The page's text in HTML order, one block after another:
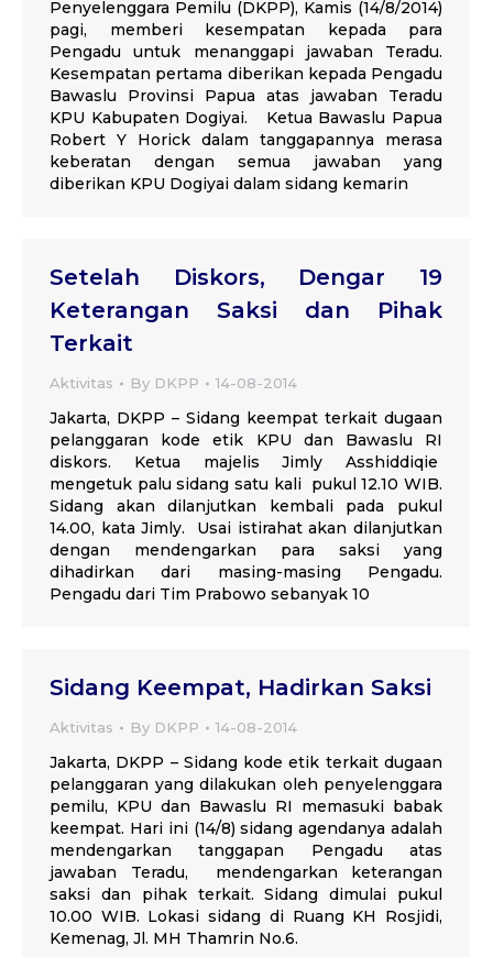
Penyelenggara Pemilu (DKPP), Kamis (14/8/2014)
pagi, memberi kesempatan kepada para
Pengadu untuk menanggapi jawaban Teradu.
Kesempatan pertama diberikan kepada Pengadu
Bawaslu Provinsi Papua atas jawaban Teradu
KPU Kabupaten Dogiyai. Ketua Bawaslu Papua
Robert Y Horick dalam tanggapannya merasa
keberatan dengan semua jawaban yang
diberikan KPU Dogiyai dalam sidang kemarin
Setelah Diskors, Dengar 19
Keterangan Saksi dan Pihak
Terkait
Aktivitas By DKPP 14-08-2014
Jakarta, DKPP – Sidang keempat terkait dugaan
pelanggaran kode etik KPU dan Bawaslu RI
diskors. Ketua majelis Jimly Asshiddiqie
mengetuk palu sidang satu kali pukul 12.10 WIB.
Sidang akan dilanjutkan kembali pada pukul
14.00, kata Jimly. Usai istirahat akan dilanjutkan
dengan mendengarkan para saksi yang
dihadirkan dari masing-masing Pengadu.
Pengadu dari Tim Prabowo sebanyak 10
Sidang Keempat, Hadirkan Saksi
Aktivitas By DKPP 14-08-2014
Jakarta, DKPP – Sidang kode etik terkait dugaan
pelanggaran yang dilakukan oleh penyelenggara
pemilu, KPU dan Bawaslu RI memasuki babak
keempat. Hari ini (14/8) sidang agendanya adalah
mendengarkan tanggapan Pengadu atas
jawaban Teradu, mendengarkan keterangan
saksi dan pihak terkait. Sidang dimulai pukul
10.00 WIB. Lokasi sidang di Ruang KH Rosjidi,
Kemenag, Jl. MH Thamrin No.6.